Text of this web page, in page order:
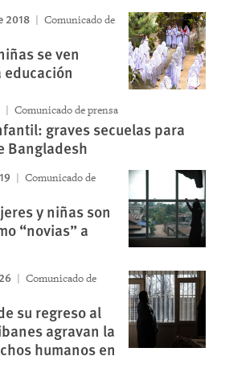
2018
Comunicado de
se ven
Comunicado de prensa
graves secuelas para
Bangladesh
Comunicado de
y niñas son
“novias” a
Comunicado de
su regreso al
agravan la
humanos en